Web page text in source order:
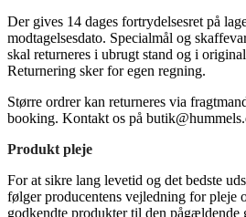
Der gives 14 dages fortrydelsesret på
modtagelsesdato. Specialmål og
skal returneres i ubrugt stand og i
Returnering sker for egen regning.
Større ordrer kan returneres via
booking. Kontakt os på
Produkt pleje
For at sikre lang levetid og det bedste
følger producentens vejledning for pleje
godkendte produkter til den